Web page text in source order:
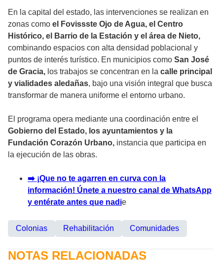
En la capital del estado, las intervenciones se realizan en
zonas como el Fovissste Ojo de Agua, el Centro
Histórico, el Barrio de la Estación y el área de Nieto,
combinando espacios con alta densidad poblacional y
puntos de interés turístico. En municipios como San José
de Gracia, los trabajos se concentran en la calle principal
y vialidades aledañas, bajo una visión integral que busca
transformar de manera uniforme el entorno urbano.
El programa opera mediante una coordinación entre el
Gobierno del Estado, los ayuntamientos y la
Fundación Corazón Urbano, instancia que participa en
la ejecución de las obras.
➡️ ¡Que no te agarren en curva con la
información! Únete a nuestro canal de WhatsApp
y entérate antes que nadie
Colonias Rehabilitación Comunidades
NOTAS RELACIONADAS